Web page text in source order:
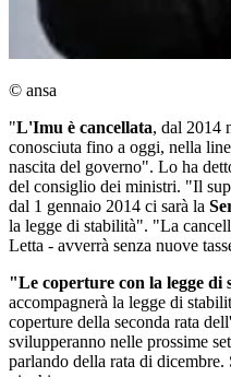
© ansa
"L'Imu è cancellata, dal 2014
conosciuta fino a oggi, nella
nascita del governo". Lo ha
del consiglio dei ministri. "Il
dal 1 gennaio 2014 ci sarà la
la legge di stabilità". "La
Letta - avverrà senza nuove
"Le coperture con la legge di
accompagnerà la legge di
coperture della seconda rata
svilupperanno nelle prossime
parlando della rata di